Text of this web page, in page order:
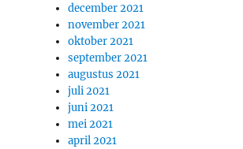
december 2021
november 2021
oktober 2021
september 2021
augustus 2021
juli 2021
juni 2021
mei 2021
april 2021